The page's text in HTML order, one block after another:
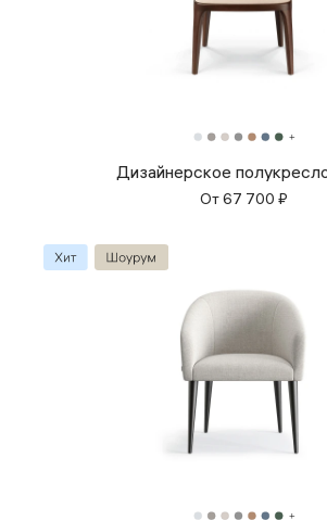
Дизайнерское
От67 700 ₽